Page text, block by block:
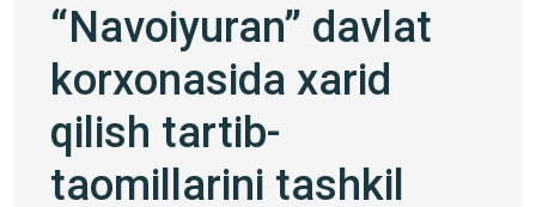
“Navoiyuran” davlat
korxonasida xarid
qilish tartib-
taomillarini tashkil